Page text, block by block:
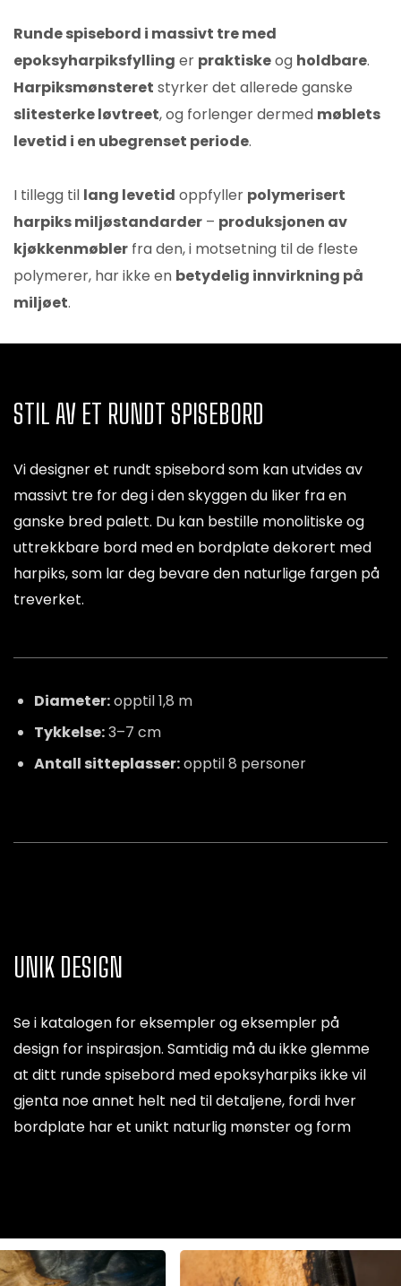
Runde spisebord i massivt tre med
epoksyharpiksfylling er praktiskeog holdbare.
Harpiksmønsteret styrker det allerede ganske
slitesterke løvtreet, og forlenger dermed møblets
levetid i en ubegrenset periode.
I tillegg til lang levetid oppfyller polymerisert
harpiks miljøstandarder – produksjonen av
kjøkkenmøbler fra den, i motsetning til de fleste
polymerer, har ikke en betydelig innvirkning på
miljøet.
STIL AV ET RUNDT SPISEBORD
Vi designer et rundt spisebord som kan utvides av
massivt tre for deg i den skyggen du liker fra en
ganske bred palett. Du kan bestille monolitiske og
uttrekkbare bord med en bordplate dekorert med
harpiks, som lar deg bevare den naturlige fargen på
treverket.
Diameter:opptil 1,8 m
Tykkelse:3–7 cm
Antall sitteplasser:opptil 8 personer
UNIK DESIGN
Se i katalogen for eksempler og eksempler på
design for inspirasjon. Samtidig må du ikke glemme
at ditt runde spisebord med epoksyharpiks ikke vil
gjenta noe annet helt ned til detaljene, fordi hver
bordplate har et unikt naturlig mønster og form